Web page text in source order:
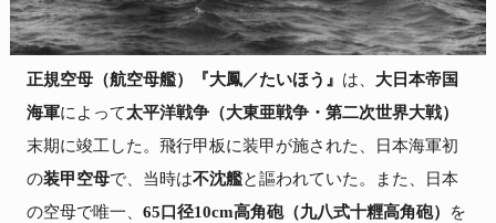
正規空母（航空母艦）『大鳳／たいほう』 は、 大日本帝国
海軍によって太平洋戦争（大東亜戦争・第二次世界大戦）
末期に竣工した。飛行甲板に装甲が施された、日本海軍初
の装甲空母で、当時は不沈艦と謳われていた。また、日本
の空母で唯一、 65口径10cm高角砲（九八式十糎高角砲）
を